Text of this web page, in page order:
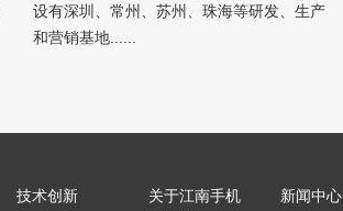
设有深圳、常州、苏州、珠海等研发、生产
和营销基地......
技术创新
关于江南手机
新闻中心